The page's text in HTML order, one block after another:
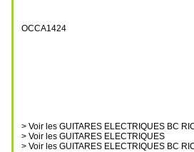
OCCA1424
> Voir les GUITARES ELECTRIQUES BC
> Voir les GUITARES ELECTRIQUES
> Voir les GUITARES ELECTRIQUES BC